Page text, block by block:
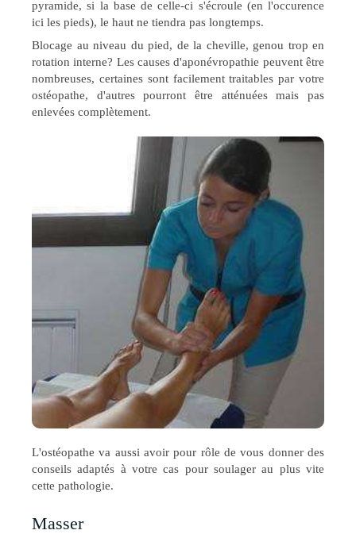
pyramide, si la base de celle-ci s'écroule (en l'occurence
ici les pieds), le haut ne tiendra pas longtemps.
Blocage au niveau du pied, de la cheville, genou trop en
rotation interne? Les causes d'aponévropathie peuvent être
nombreuses, certaines sont facilement traitables par votre
ostéopathe, d'autres pourront être atténuées mais pas
enlevées complètement.
L'ostéopathe va aussi avoir pour rôle de vous donner des
conseils adaptés à votre cas pour soulager au plus vite
cette pathologie.
Masser